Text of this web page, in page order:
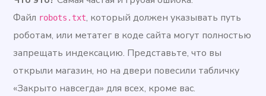
Файл robots.txt, который должен указывать путь
роботам, или метатег в коде сайта могут полностью
запрещать индексацию. Представьте, что вы
открыли магазин, но на двери повесили табличку
«Закрыто навсегда» для всех, кроме вас.